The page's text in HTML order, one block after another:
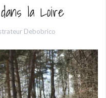
la Loire
Debobrico